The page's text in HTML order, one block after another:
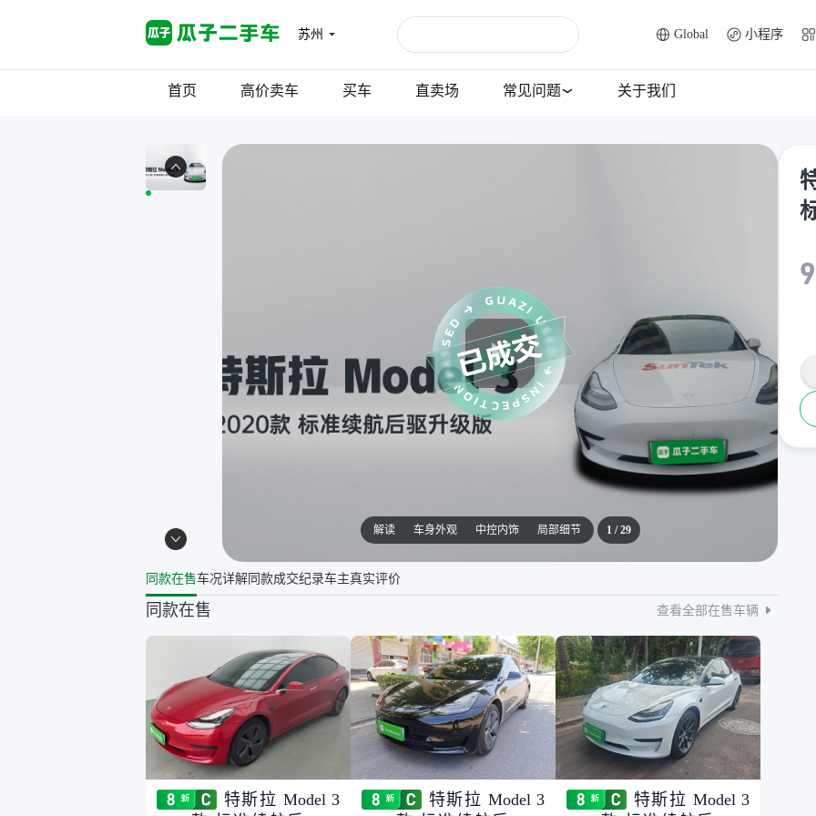
苏州 Global 小程序
首页 高价卖车 买车 直卖场 常见问题 关于我们
解读 车身外观 中控内饰 局部细节 1/29
同款在售车况详解同款成交纪录车主真实评价
同款在售 查看全部在售车辆
特斯拉 Model 3
特斯拉 Model 3
特斯拉 Model 3